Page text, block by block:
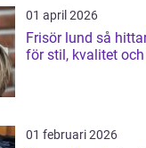
01 april 2026
Frisör lund så hittar du rätt salong
för stil, kvalitet
01 februari 2026